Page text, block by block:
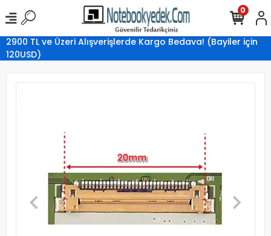
2900 TL ve Üzeri Alışverişlerde Kargo Bedava! (Bayiler için
120USD)
0